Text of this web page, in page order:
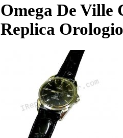
Omega De Ville
Replica